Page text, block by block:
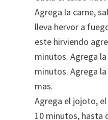
Agrega la carne,
lleva hervor a
este hirviendo
minutos. Agrega
minutos. Agrega
mas.
Agrega el jojoto,
10 minutos, hasta